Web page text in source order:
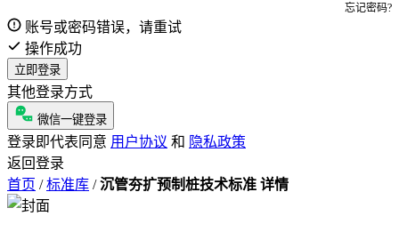
忘记密码?
账号或密码错误，请重试
操作成功
立即登录
其他登录方式
微信一键登录
登录即代表同意 用户协议 和 隐私政策
返回登录
首页 / 标准库 / 沉管夯扩预制桩技术标准 详情